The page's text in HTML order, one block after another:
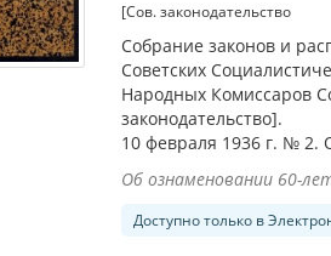
[Сов. законодательство
Собрание законов и
Советских
Народных Комиссаров
законодательство].
10 февраля 1936 г. № 2.
Об ознаменовании 60-
Доступно только в